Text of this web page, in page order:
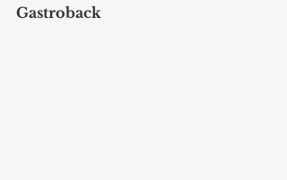
Gastroback